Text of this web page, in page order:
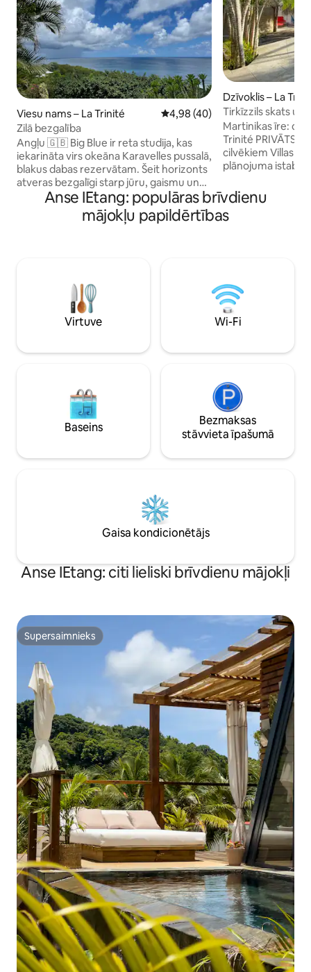
Viesu nams – La Trinité Vidējais vērtējums: 4,98 no 5,
4,98 (40)
Zilā bezgalība
Angļu 🇬🇧 Big Blue ir reta studija, kas
iekarināta virs okeāna Karavelles pussalā,
blakus dabas rezervātam. Šeit horizonts
atveras bezgalīgi starp jūru, gaismu un
klusumu. No tās paveras iespaidīgi skati
un absolūts miers. Viļņu un putnu
dziesmu iemidzinātais baseins ar skatu
tikai 5 minūšu gājiena attālumā, kā arī
tuvumā ir pārgājieni un ciemats.
Dzīvoklis – La
Tirkīzzils skats uz
skatu uz jūru
Martinikas īre:
Trinité PRIVĀTS
cilvēkiem Villas
plānojuma istaba
neliels privāts
50 metru
pludmales un dabas
Anse IEtang: populāras brīvdienu
mājokļu papildērtības
Virtuve Wi-Fi
Baseins
Bezmaksas
stāvvieta īpašumā
Gaisa kondicionētājs
Anse IEtang: citi lieliski brīvdienu mājokļi
Supersaimnieks
Supersaimnieks